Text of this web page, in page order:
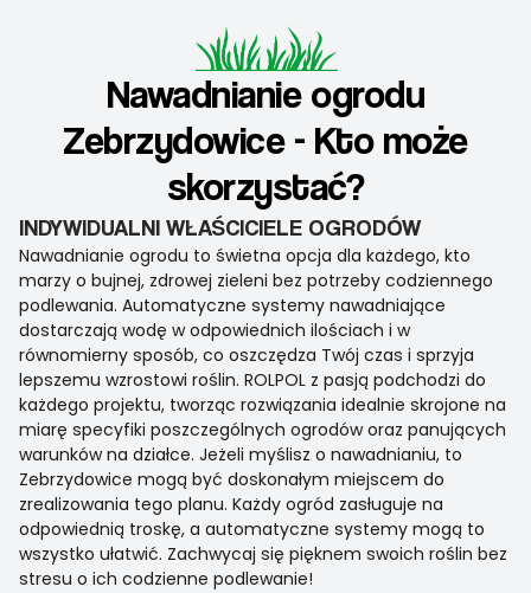
Nawadnianie ogrodu
Zebrzydowice - Kto może
skorzystać?
INDYWIDUALNI WŁAŚCICIELE OGRODÓW
Nawadnianie ogrodu to świetna opcja dla każdego, kto
marzy o bujnej, zdrowej zieleni bez potrzeby codziennego
podlewania. Automatyczne systemy nawadniające
dostarczają wodę w odpowiednich ilościach i w
równomierny sposób, co oszczędza Twój czas i sprzyja
lepszemu wzrostowi roślin. ROLPOL z pasją podchodzi do
każdego projektu, tworząc rozwiązania idealnie skrojone na
miarę specyfiki poszczególnych ogrodów oraz panujących
warunków na działce. Jeżeli myślisz o nawadnianiu, to
Zebrzydowice mogą być doskonałym miejscem do
zrealizowania tego planu. Każdy ogród zasługuje na
odpowiednią troskę, a automatyczne systemy mogą to
wszystko ułatwić. Zachwycaj się pięknem swoich roślin bez
stresu o ich codzienne podlewanie!